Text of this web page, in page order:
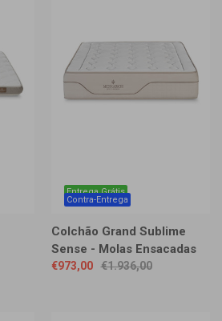
Entrega Grátis
Contra-Entrega
Colchão Grand Sublime
Sense - Molas Ensacadas
€973,00 €1.936,00